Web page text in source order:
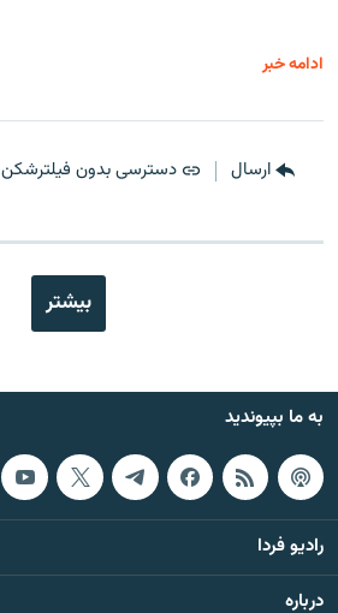
ادامه خبر
ارسال دسترسی بدون فیلترشکن
بیشتر
به ما بپیوندید
رادیو فردا
درباره